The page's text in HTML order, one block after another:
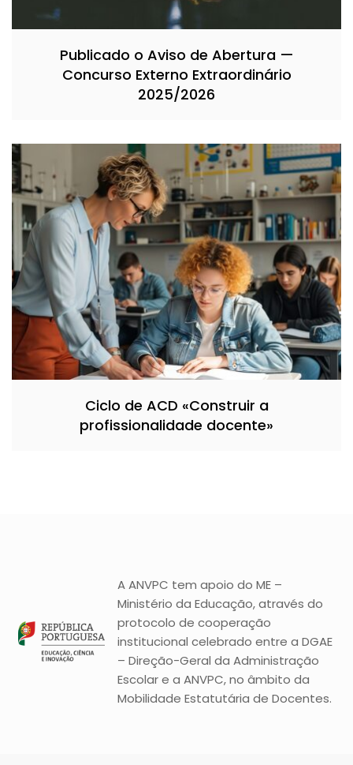
Publicado o Aviso de Abertura —
Concurso Externo Extraordinário
2025/2026
Ciclo de ACD «Construir a
profissionalidade docente»
A ANVPC tem apoio do ME –
Ministério da Educação, através do
protocolo de cooperação
institucional celebrado entre a DGAE
– Direção-Geral da Administração
Escolar e a ANVPC, no âmbito da
Mobilidade Estatutária de Docentes.